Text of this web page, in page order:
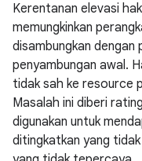
Kerentanan elevasi
memungkinkan
disambungkan
penyambungan awal.
tidak sah ke resource
Masalah ini diberi
digunakan untuk
ditingkatkan yang